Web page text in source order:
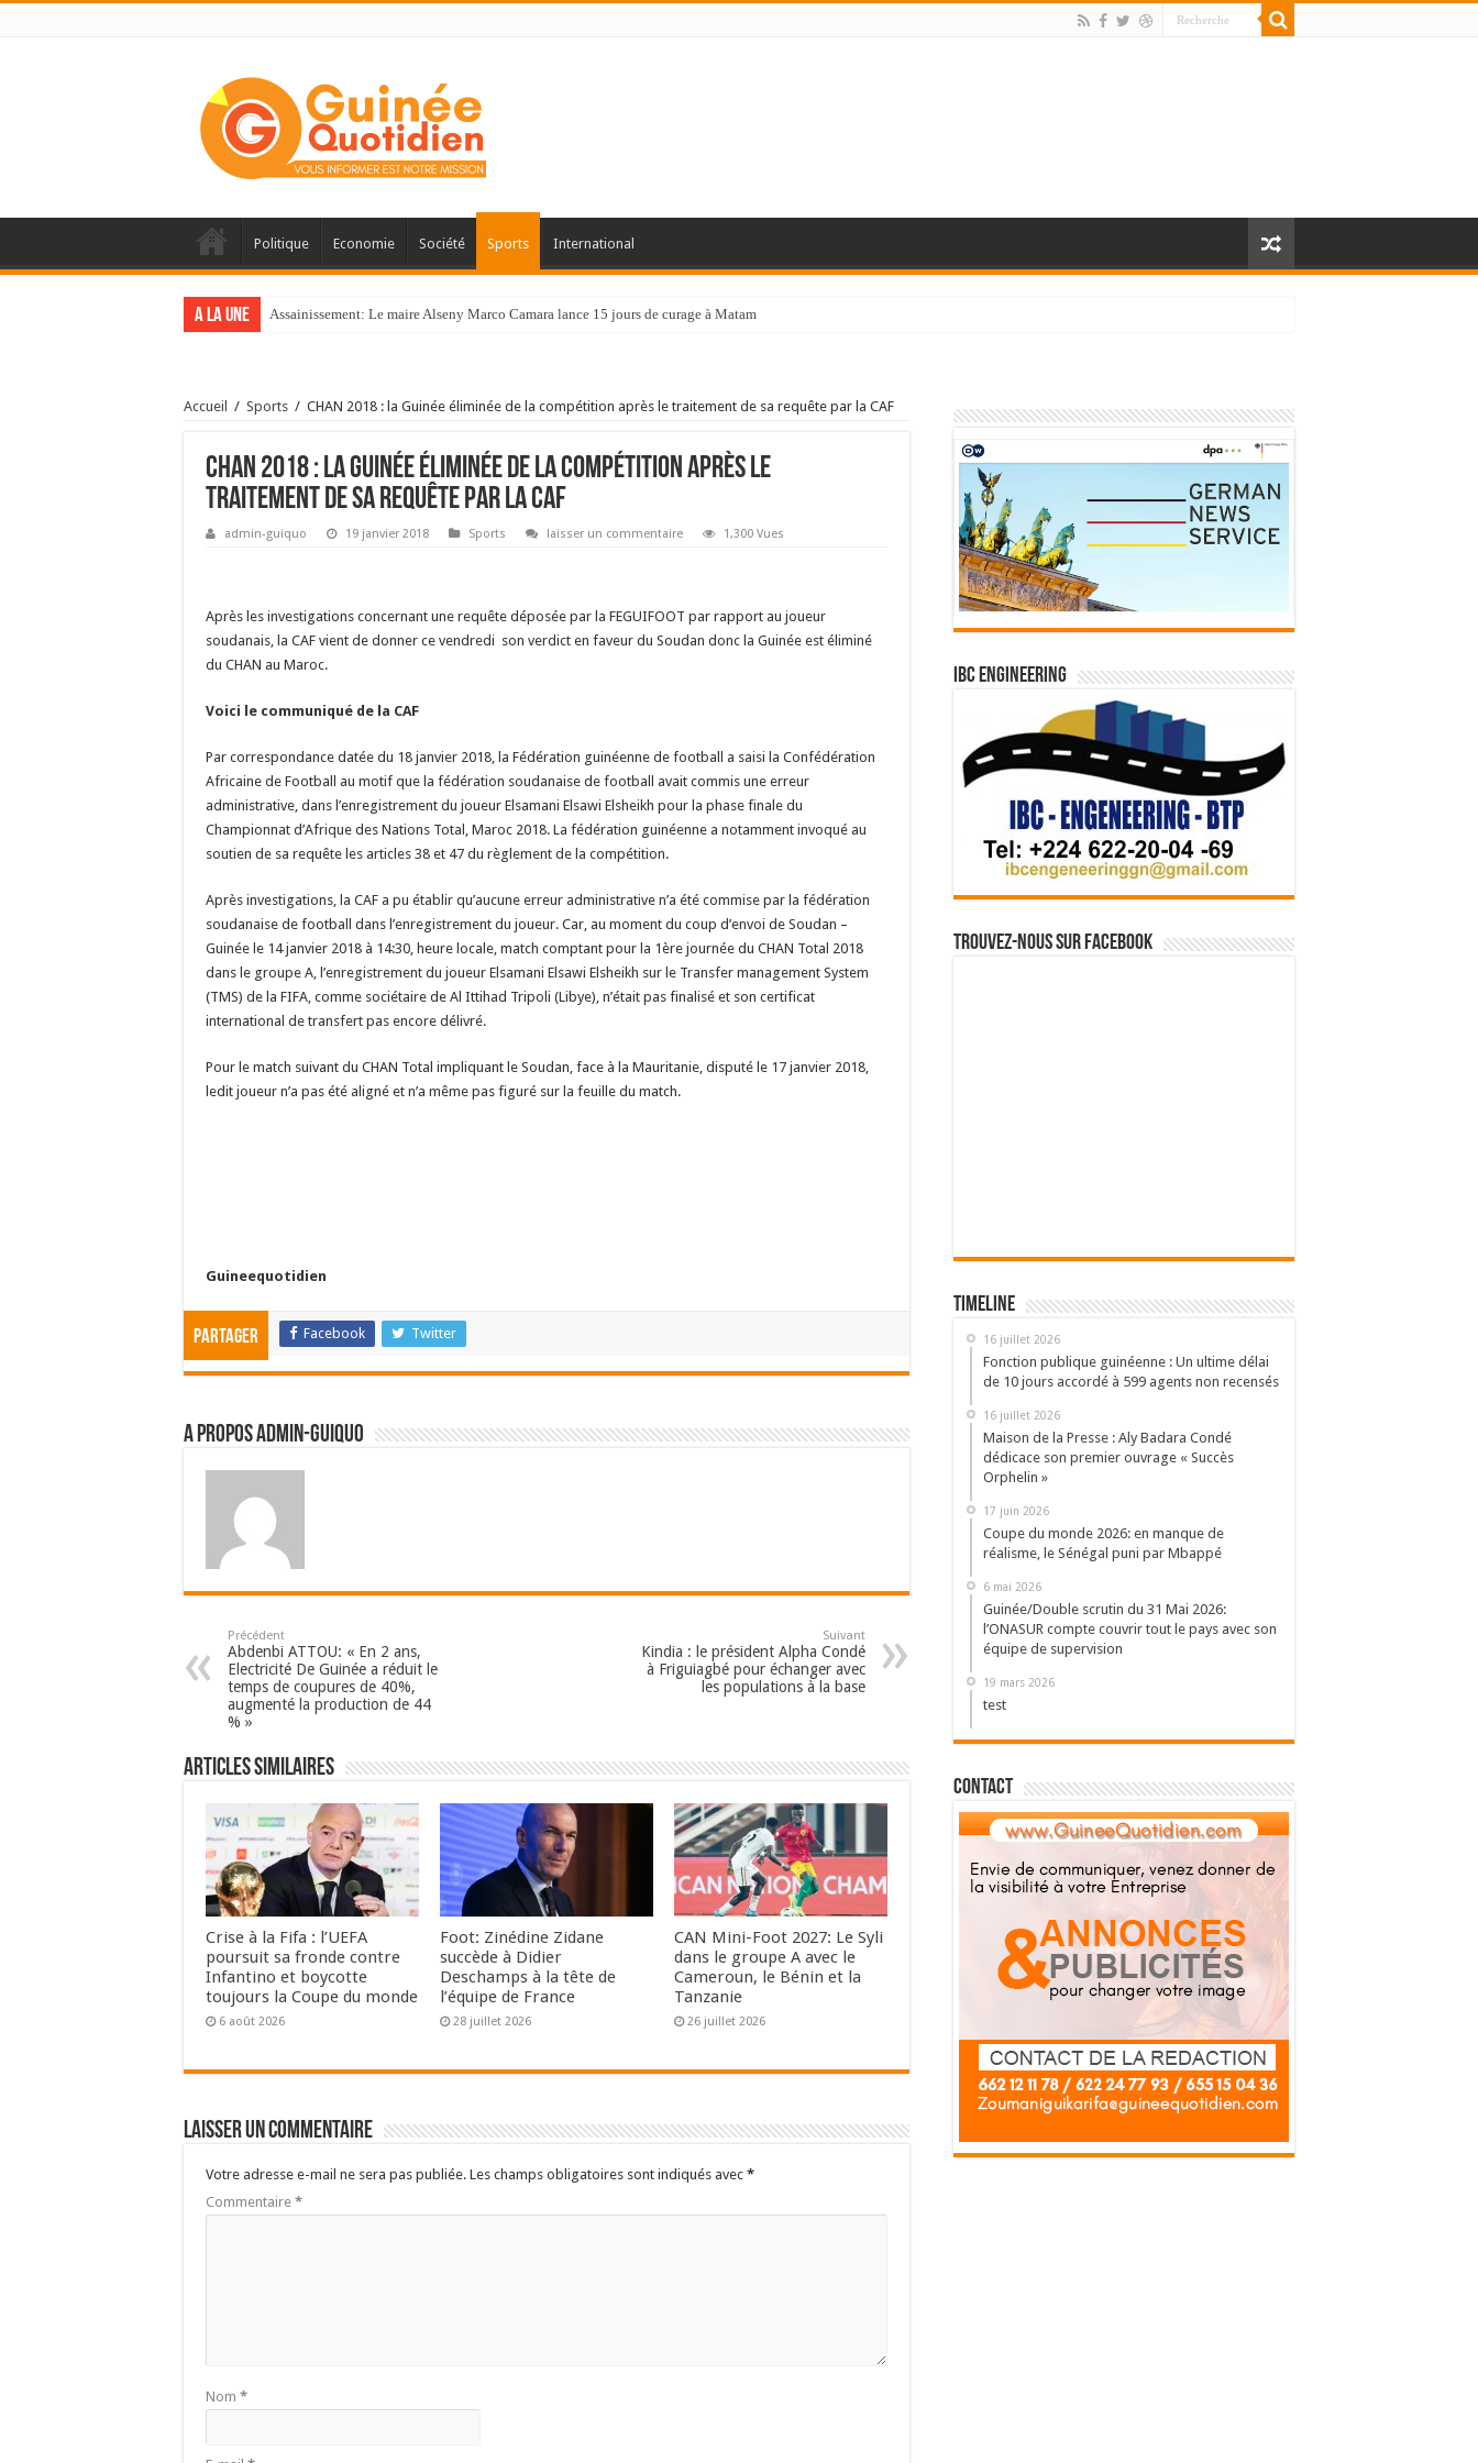
Politique Economie Société Sports International
A la une Assainissement: Le maire Alseny Marco Camara lance 15 jours de curage à Matam
Accueil / Sports / CHAN 2018 : la Guinée éliminée de la compétition après le traitement de sa requête par la CAF
CHAN 2018 : la Guinée éliminée de la compétition après le
traitement de sa requête par la CAF
admin-guiquo 19 janvier 2018 Sports laisser un commentaire 1,300 Vues
Après les investigations concernant une requête déposée par la FEGUIFOOT par rapport au joueur
soudanais, la CAF vient de donner ce vendredi son verdict en faveur du Soudan donc la Guinée est éliminé
du CHAN au Maroc.
Voici le communiqué de la CAF
Par correspondance datée du 18 janvier 2018, la Fédération guinéenne de football a saisi la Confédération
Africaine de Football au motif que la fédération soudanaise de football avait commis une erreur
administrative, dans l’enregistrement du joueur Elsamani Elsawi Elsheikh pour la phase finale du
Championnat d’Afrique des Nations Total, Maroc 2018. La fédération guinéenne a notamment invoqué au
soutien de sa requête les articles 38 et 47 du règlement de la compétition.
Après investigations, la CAF a pu établir qu’aucune erreur administrative n’a été commise par la fédération
soudanaise de football dans l’enregistrement du joueur. Car, au moment du coup d’envoi de Soudan –
Guinée le 14 janvier 2018 à 14:30, heure locale, match comptant pour la 1ère journée du CHAN Total 2018
dans le groupe A, l’enregistrement du joueur Elsamani Elsawi Elsheikh sur le Transfer management System
(TMS) de la FIFA, comme sociétaire de Al Ittihad Tripoli (Libye), n’était pas finalisé et son certificat
international de transfert pas encore délivré.
Pour le match suivant du CHAN Total impliquant le Soudan, face à la Mauritanie, disputé le 17 janvier 2018,
ledit joueur n’a pas été aligné et n’a même pas figuré sur la feuille du match.
Guineequotidien
Partager Facebook Twitter
A propos admin-guiquo
Précédent
Abdenbi ATTOU: « En 2 ans,
Electricité De Guinée a réduit le
temps de coupures de 40%,
augmenté la production de 44
% »
Suivant
Kindia : le président Alpha Condé
à Friguiagbé pour échanger avec
les populations à la base
Articles Similaires
Crise à la Fifa : l’UEFA
poursuit sa fronde contre
Infantino et boycotte
toujours la Coupe du monde
6 août 2026
Foot: Zinédine Zidane
succède à Didier
Deschamps à la tête de
l’équipe de France
28 juillet 2026
CAN Mini-Foot 2027: Le Syli
dans le groupe A avec le
Cameroun, le Bénin et la
Tanzanie
26 juillet 2026
Laisser un commentaire
Votre adresse e-mail ne sera pas publiée. Les champs obligatoires sont indiqués avec *
Commentaire *
Nom *
IBC Engineering
Trouvez-nous sur Facebook
Timeline
16 juillet 2026
Fonction publique guinéenne : Un ultime délai
de 10 jours accordé à 599 agents non recensés
16 juillet 2026
Maison de la Presse : Aly Badara Condé
dédicace son premier ouvrage « Succès
Orphelin »
17 juin 2026
Coupe du monde 2026: en manque de
réalisme, le Sénégal puni par Mbappé
6 mai 2026
Guinée/Double scrutin du 31 Mai 2026:
l’ONASUR compte couvrir tout le pays avec son
équipe de supervision
19 mars 2026
test
Contact